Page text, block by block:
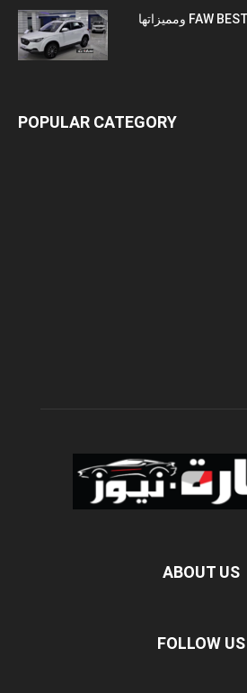
مواصفات سيارة FAW BESTURN X40 ومميزاتها
POPULAR CATEGORY
ABOUT US
FOLLOW US